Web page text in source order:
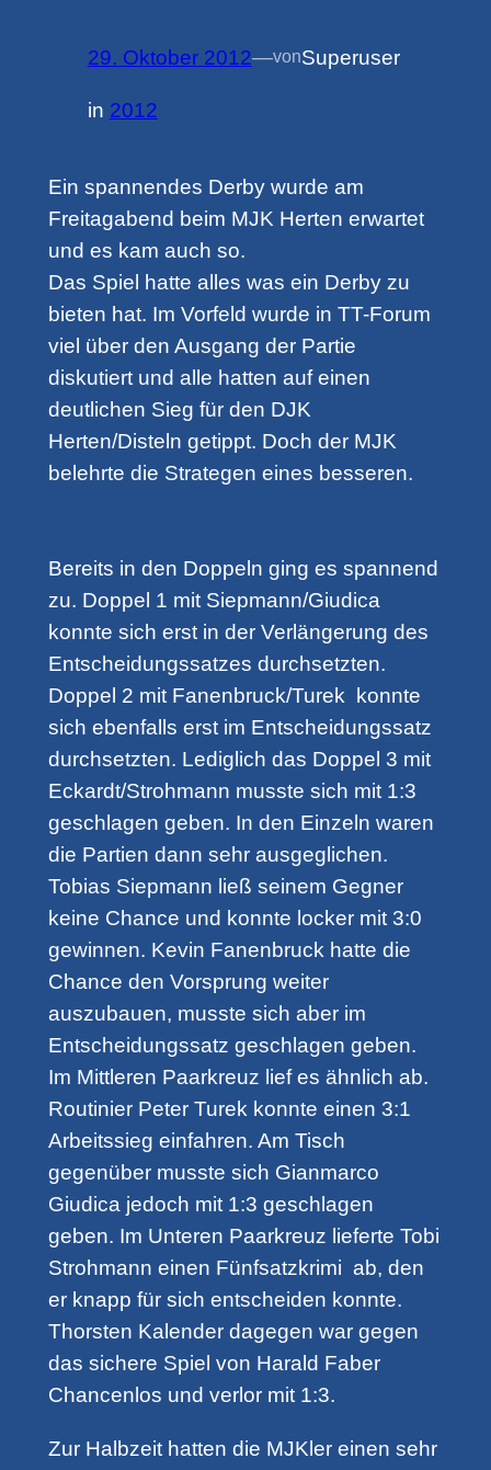
29. Oktober 2012—vonSuperuser
in 2012
Ein spannendes Derby wurde am
Freitagabend beim MJK Herten erwartet
und es kam auch so.
Das Spiel hatte alles was ein Derby zu
bieten hat. Im Vorfeld wurde in TT-Forum
viel über den Ausgang der Partie
diskutiert und alle hatten auf einen
deutlichen Sieg für den DJK
Herten/Disteln getippt. Doch der MJK
belehrte die Strategen eines besseren.
Bereits in den Doppeln ging es spannend
zu. Doppel 1 mit Siepmann/Giudica
konnte sich erst in der Verlängerung des
Entscheidungssatzes durchsetzten.
Doppel 2 mit Fanenbruck/Turek konnte
sich ebenfalls erst im Entscheidungssatz
durchsetzten. Lediglich das Doppel 3 mit
Eckardt/Strohmann musste sich mit 1:3
geschlagen geben. In den Einzeln waren
die Partien dann sehr ausgeglichen.
Tobias Siepmann ließ seinem Gegner
keine Chance und konnte locker mit 3:0
gewinnen. Kevin Fanenbruck hatte die
Chance den Vorsprung weiter
auszubauen, musste sich aber im
Entscheidungssatz geschlagen geben.
Im Mittleren Paarkreuz lief es ähnlich ab.
Routinier Peter Turek konnte einen 3:1
Arbeitssieg einfahren. Am Tisch
gegenüber musste sich Gianmarco
Giudica jedoch mit 1:3 geschlagen
geben. Im Unteren Paarkreuz lieferte Tobi
Strohmann einen Fünfsatzkrimi ab, den
er knapp für sich entscheiden konnte.
Thorsten Kalender dagegen war gegen
das sichere Spiel von Harald Faber
Chancenlos und verlor mit 1:3.
Zur Halbzeit hatten die MJKler einen sehr